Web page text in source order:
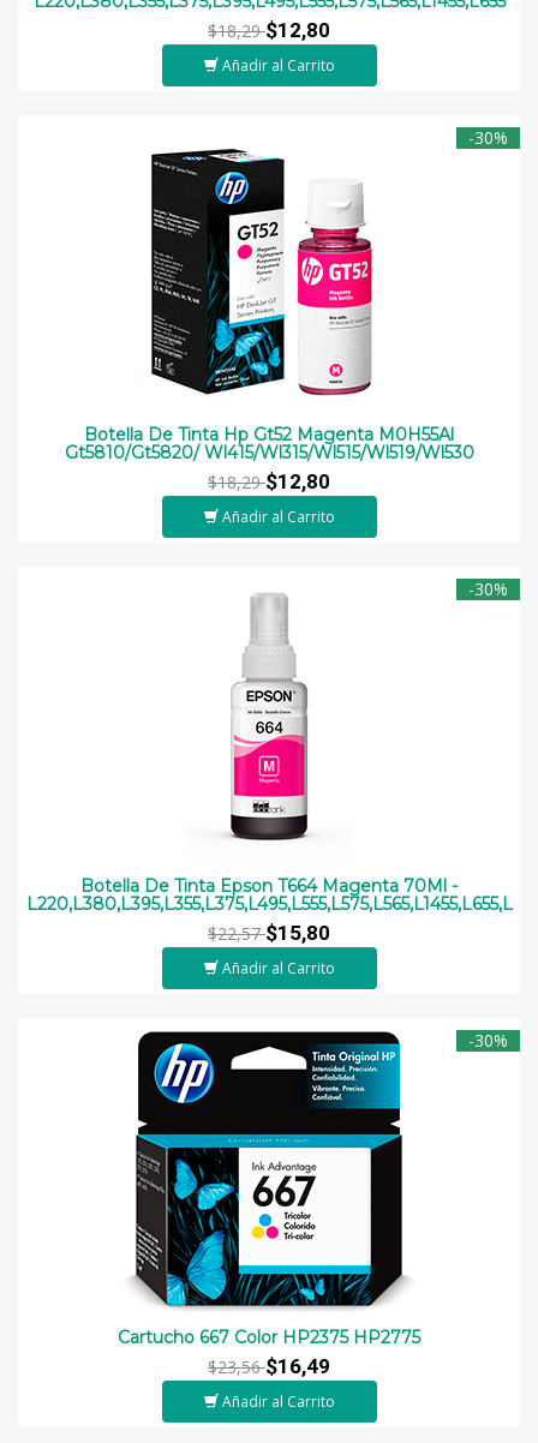
$18,29$12,80
Añadir al Carrito
-30%
Botella De Tinta Hp Gt52 Magenta M0H55Al
Gt5810/Gt5820/ Wl415/Wl315/Wl515/Wl519/Wl530
$18,29$12,80
Añadir al Carrito
-30%
Botella De Tinta Epson T664 Magenta 70Ml -
L220,L380,L395,L355,L375,L495,L555,L575,L565,L1455,L655,L
$22,57$15,80
Añadir al Carrito
-30%
Cartucho 667 Color HP2375 HP2775
$23,56$16,49
Añadir al Carrito